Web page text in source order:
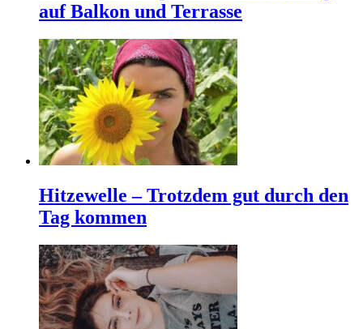
auf Balkon und Terrasse
Hitzewelle – Trotzdem gut durch den
Tag kommen